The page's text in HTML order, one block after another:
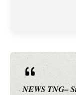
NEWS TNG–